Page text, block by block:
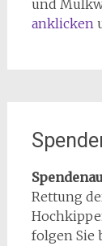
und
anklicken
Rettung
folgen Sie